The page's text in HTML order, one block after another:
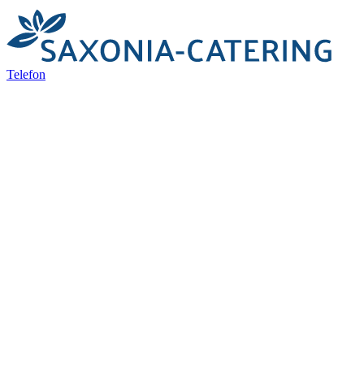
Telefon